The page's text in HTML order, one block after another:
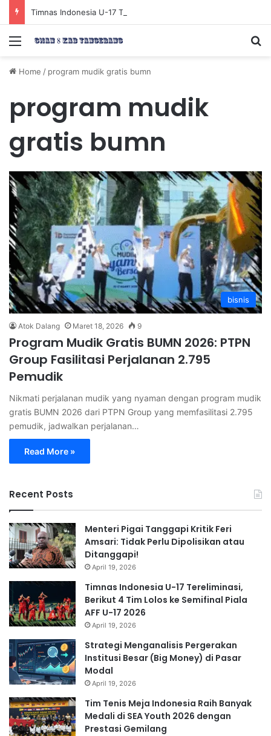
Menu
Home / program mudik gratis bumn
program mudik
gratis bumn
bisnis
Atok Dalang Maret 18, 2026 9
Program Mudik Gratis BUMN 2026: PTPN
Group Fasilitasi Perjalanan 2.795
Pemudik
Nikmati perjalanan mudik yang nyaman dengan program mudik
gratis BUMN 2026 dari PTPN Group yang memfasilitasi 2.795
pemudik, jadwalkan perjalanan…
Read More »
Recent Posts
Menteri Pigai Tanggapi Kritik Feri
Amsari: Tidak Perlu Dipolisikan atau
Ditanggapi!
April 19, 2026
Timnas Indonesia U-17 Tereliminasi,
Berikut 4 Tim Lolos ke Semifinal Piala
AFF U-17 2026
April 19, 2026
Strategi Menganalisis Pergerakan
Institusi Besar (Big Money) di Pasar
Modal
April 19, 2026
Tim Tenis Meja Indonesia Raih Banyak
Medali di SEA Youth 2026 dengan
Prestasi Gemilang